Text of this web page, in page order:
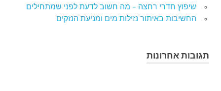
שיפוץ חדרי רחצה – מה חשוב לדעת לפני שמתחילים
החשיבות באיתור נזילות מים ומניעת הנזקים
תגובות אחרונות